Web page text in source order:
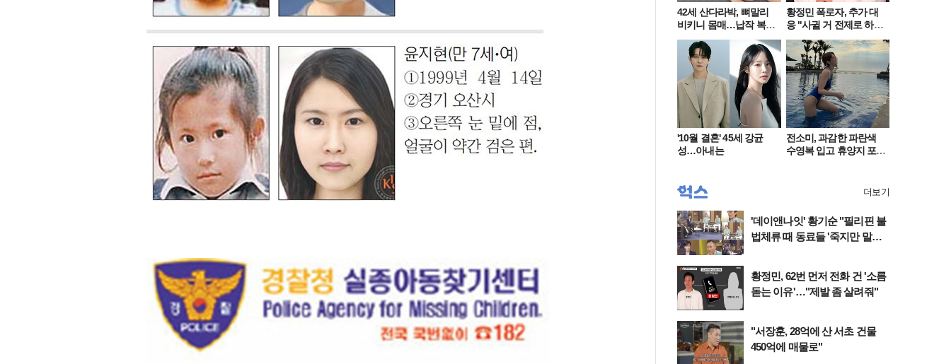
42세 산다라박, 뼈말리
비키니 몸매…납작 복부
에 깜짝
황정민 폭로자, 추가 대
응 "사귈 거 전제로 하
고…"
'10월 결혼' 45세 강균
성…아내는
전소미, 과감한 파란색
수영복 입고 휴양지 포
'데이앤나잇' 황기순 "필리핀 불
법체류 때 동료들 '죽지만 말고
황정민, 62번 먼저 전화 건 '소름
돋는 이유'…"제발 좀 살려줘"
"서장훈, 28억에 산 서초 건물
450억에 매물로"
더보기